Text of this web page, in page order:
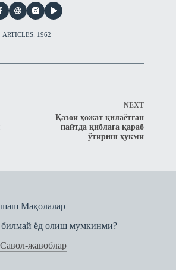
ARTICLES: 1962
NEXT
Қазои ҳожат қилаётган
пайтда қиблага қараб
ўтириш ҳукми
Мақолалар
ёд олиш мумкинми?
Савол-жавоблар